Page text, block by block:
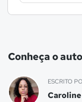
Conheça o
ESCRITO